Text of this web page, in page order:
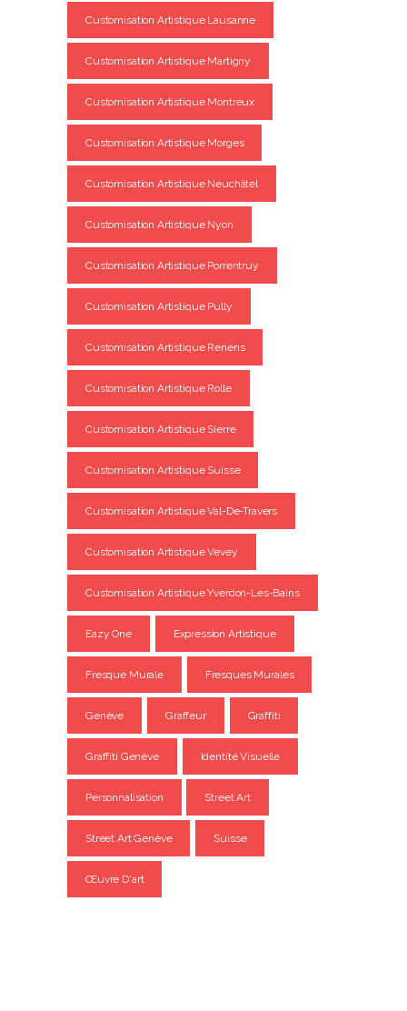
Customisation Artistique Lausanne
Customisation Artistique Martigny
Customisation Artistique Montreux
Customisation Artistique Morges
Customisation Artistique Neuchâtel
Customisation Artistique Nyon
Customisation Artistique Porrentruy
Customisation Artistique Pully
Customisation Artistique Renens
Customisation Artistique Rolle
Customisation Artistique Sierre
Customisation Artistique Suisse
Customisation Artistique Val-De-Travers
Customisation Artistique Vevey
Customisation Artistique Yverdon-Les-Bains
Eazy One Expression Artistique
Fresque Murale Fresques Murales
Genève Graffeur Graffiti
Graffiti Genève Identité Visuelle
Personnalisation Street Art
Street Art Genève Suisse
Œuvre D'art